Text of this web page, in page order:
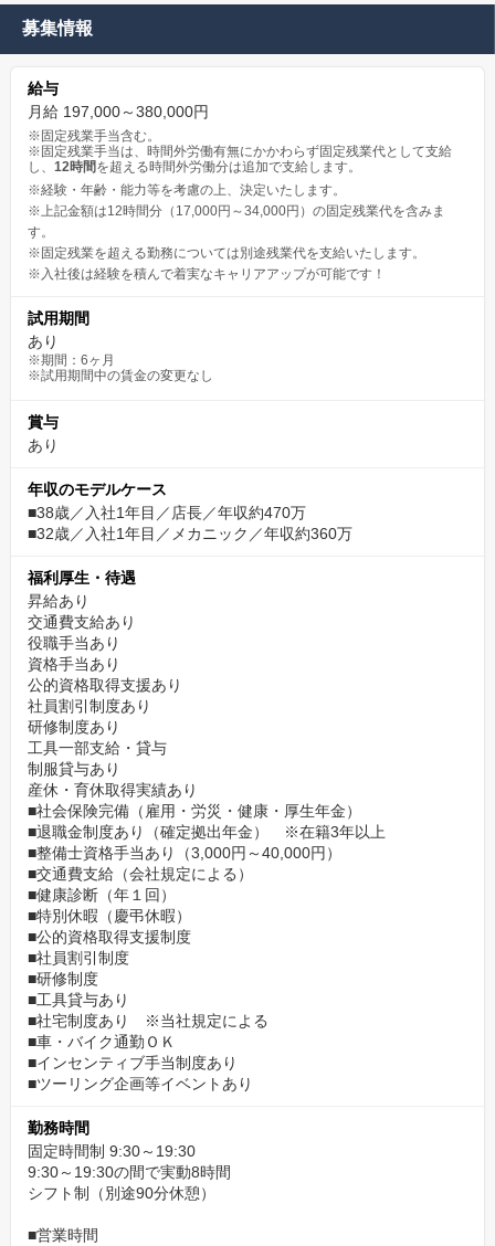
風土です。
実際に20代で店長になる人材や30代で取締役、グループ会社の社
募集情報
給与
月給 197,000～380,000円
※固定残業手当含む。
※固定残業手当は、時間外労働有無にかかわらず固定残業代として支給
し、 12時間を超える時間外労働分は追加で支給します。
※経験・年齢・能力等を考慮の上、決定いたします。
※上記金額は12時間分（17,000円～34,000円）の固定残業代を含みま
す。
※固定残業を超える勤務については別途残業代を支給いたします。
※入社後は経験を積んで着実なキャリアアップが可能です！
試用期間
あり
※期間：6ヶ月
※試用期間中の賃金の変更なし
賞与
あり
年収のモデルケース
■38歳／入社1年目／店長／年収約470万
■32歳／入社1年目／メカニック／年収約360万
福利厚生・待遇
昇給あり
交通費支給あり
役職手当あり
資格手当あり
公的資格取得支援あり
社員割引制度あり
研修制度あり
工具一部支給・貸与
制服貸与あり
産休・育休取得実績あり
■社会保険完備（雇用・労災・健康・厚生年金）
■退職金制度あり（確定拠出年金） ※在籍3年以上
■整備士資格手当あり（3,000円～40,000円）
■交通費支給（会社規定による）
■健康診断（年１回）
■特別休暇（慶弔休暇）
■公的資格取得支援制度
■社員割引制度
■研修制度
■工具貸与あり
■社宅制度あり ※当社規定による
■車・バイク通勤ＯＫ
■インセンティブ手当制度あり
■ツーリング企画等イベントあり
勤務時間
固定時間制 9:30～19:30
9:30～19:30の間で実動8時間
シフト制（別途90分休憩）
■営業時間